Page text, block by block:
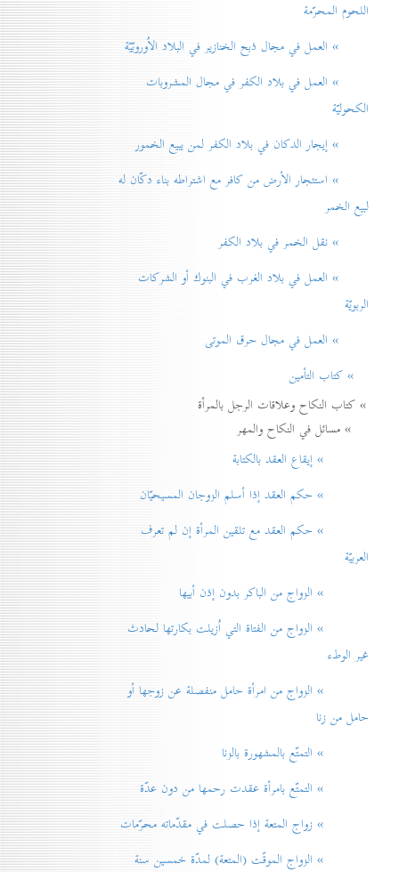
اللحوم المحرّمة
» العمل في مجال ذبح الخنازير في البلاد الاُوروبّيّة
» العمل في بلاد الكفر في مجال المشروبات
الكحوليّة
» إيجار الدكان في بلاد الكفر لمن يبيع الخمور
» استئجار الأرض من كافر مع اشتراطه بناء دكّان له
لبيع الخمر
» نقل الخمر في بلاد الكفر
» العمل في بلاد الغرب في البنوك أو الشركات
الربويّة
» العمل في مجال حرق الموتی
» كتاب التأمين
» كتاب النكاح وعلاقات الرجل بالمرأة
» مسائل في النكاح والمهر
» إيقاع العقد بالكتابة
» حكم العقد إذا أسلم الزوجان المسيحيّان
» حكم العقد مع تلقين المرأة إن لم تعرف
العربيّة
» الزواج من الباكر بدون إذن أبيها
» الزواج من الفتاة التي اُزيلت بكارتها لحادث
غير الوطء
» الزواج من امرأة حامل منفصلة عن زوجها أو
حامل من زنا
» التمتّع بالمشهورة بالزنا
» التمتّع بامرأة عقدت رحمها من دون عدّة
» زواج المتعة إذا حصلت في مقدّماته محرّمات
» الزواج الموقّت (المتعة) لمدّة خمسين سنة